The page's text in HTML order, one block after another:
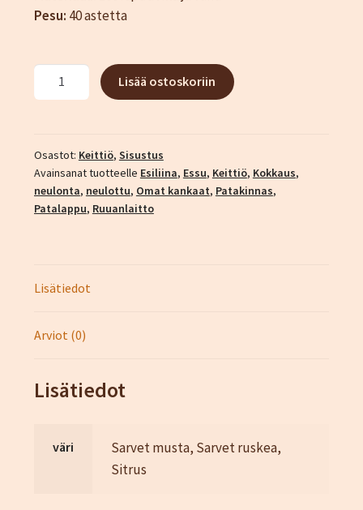
Pesu: 40 astetta
Kokin
setti
Lisää ostoskoriin
Osastot: Keittiö, Sisustus
Avainsanat tuotteelle Esiliina, Essu, Keittiö, Kokkaus,
neulonta, neulottu, Omat kankaat, Patakinnas,
Patalappu, Ruuanlaitto
Lisätiedot
Arviot (0)
Lisätiedot
väri
Sarvet musta, Sarvet ruskea,
Sitrus